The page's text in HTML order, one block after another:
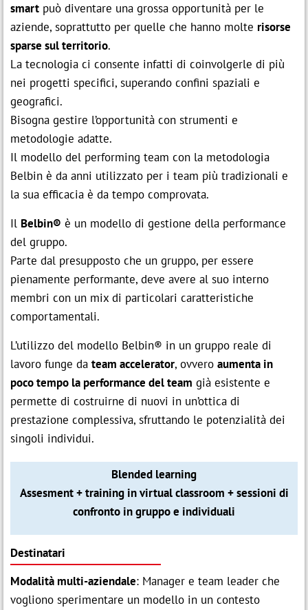
smart può diventare una grossa opportunità per le
aziende, soprattutto per quelle che hanno molte risorse
sparse sul territorio.
La tecnologia ci consente infatti di coinvolgerle di più
nei progetti specifici, superando confini spaziali e
geografici.
Bisogna gestire l’opportunità con strumenti e
metodologie adatte.
Il modello del performing team con la metodologia
Belbin è da anni utilizzato per i team più tradizionali e
la sua efficacia è da tempo comprovata.
Il Belbin® è un modello di gestione della performance
del gruppo.
Parte dal presupposto che un gruppo, per essere
pienamente performante, deve avere al suo interno
membri con un mix di particolari caratteristiche
comportamentali.
L’utilizzo del modello Belbin® in un gruppo reale di
lavoro funge da team accelerator, ovvero aumenta in
poco tempo la performance del team già esistente e
permette di costruirne di nuovi in un’ottica di
prestazione complessiva, sfruttando le potenzialità dei
singoli individui.
Blended learning
Assesment + training in virtual classroom + sessioni di
confronto in gruppo e individuali
Destinatari
Modalità multi-aziendale: Manager e team leader che
vogliono sperimentare un modello in un contesto